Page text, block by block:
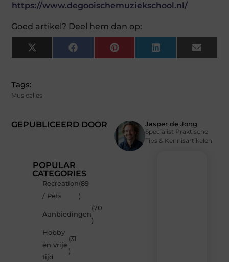
https://www.degooischemuziekschool.nl/
Goed artikel? Deel hem dan op:
X
(Twitter)
Facebook Pinterest LinkedIn Email
GEPUBLICEERD DOOR Jasper de Jong
Specialist Praktische
Tips & Kennisartikelen
Tags:
Musicalles
POPULAR
CATEGORIES
Recreation
/ Pets
(89
)
Aanbiedingen
(70
)
Hobby
en vrije
tijd
(31
)